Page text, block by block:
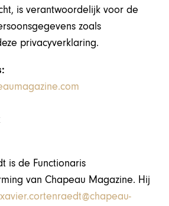
is verantwoordelijk voor de
zoals
privacyverklaring.
is de Functionaris
van Chapeau Magazine. Hij
xavier.cortenraedt@chapeau-